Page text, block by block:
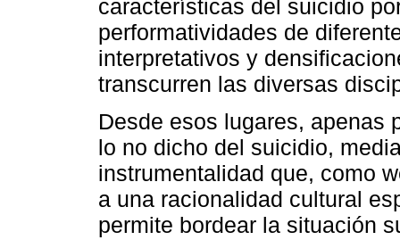
características del suicidio
performatividades de
interpretativos y
transcurren las diversas
Desde esos lugares, apenas
lo no dicho del suicidio,
instrumentalidad que, como
a una racionalidad cultural
permite bordear la situación